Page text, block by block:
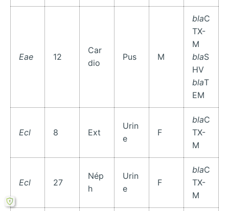
Eae 12
Car
dio
Pus M
blaC
TX-
M
blaS
HV
blaT
EM
Ecl 8 Ext
Urin
e
F
blaC
TX-
M
Ecl 27
Nép
h
Urin
e
F
blaC
TX-
M